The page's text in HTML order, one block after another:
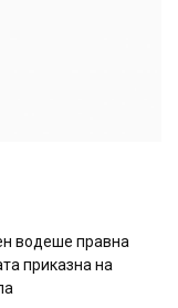
водеше правна
приказна на